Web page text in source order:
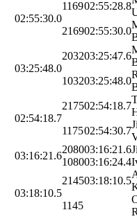
02:55:30.0
116902:55:28.8
216902:55:30.0
03:25:48.0
203203:25:47.6
103203:25:48.0
02:54:18.7
217502:54:18.7
117502:54:30.7
03:16:21.6
208003:16:21.6
108003:16:24.4
03:18:10.5
214503:18:10.5
1145